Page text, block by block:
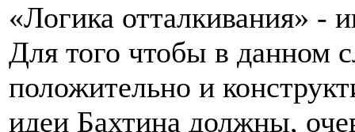
«Логика отталкивания» -
Для того чтобы в данном
положительно и
идеи Бахтина должны,